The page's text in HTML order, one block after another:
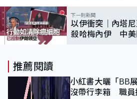
下一則新聞
以伊衝突｜內塔
殺哈梅內伊 中美
推薦閱讀
小紅書大曬「BB
沒帶行李箱 職員